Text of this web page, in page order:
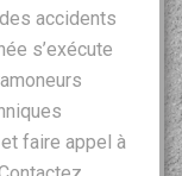
accidents
s’exécute
faire appel à